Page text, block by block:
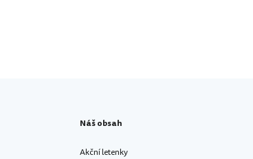
Náš obsah
Akční letenky